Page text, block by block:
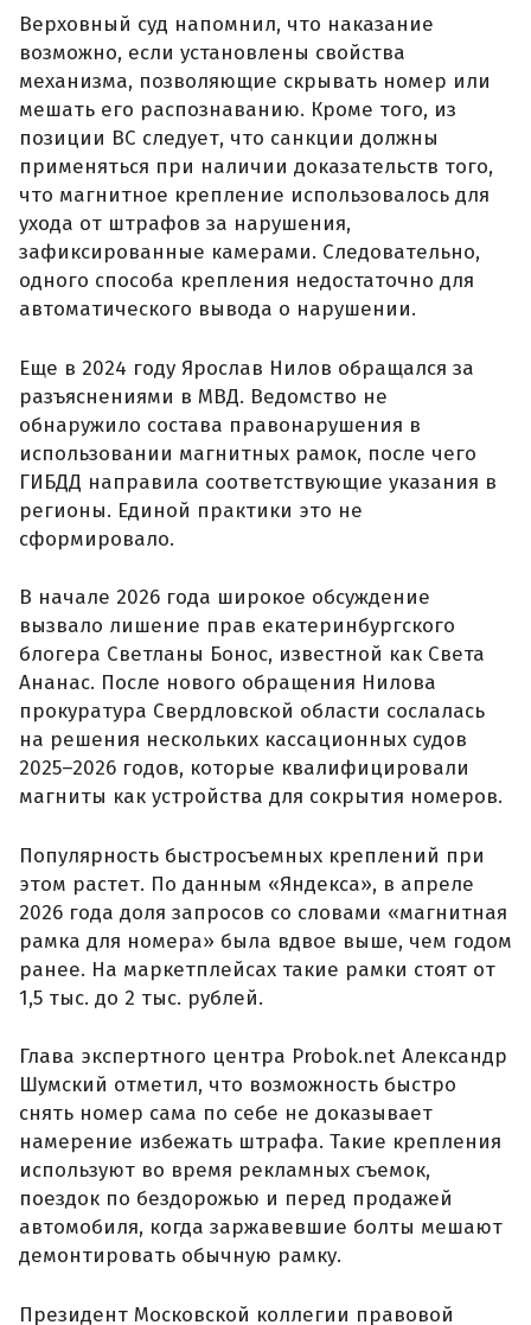
Верховный суд напомнил, что наказание
возможно, если установлены свойства
механизма, позволяющие скрывать номер или
мешать его распознаванию. Кроме того, из
позиции ВС следует, что санкции должны
применяться при наличии доказательств того,
что магнитное крепление использовалось для
ухода от штрафов за нарушения,
зафиксированные камерами. Следовательно,
одного способа крепления недостаточно для
автоматического вывода о нарушении.
Еще в 2024 году Ярослав Нилов обращался за
разъяснениями в МВД. Ведомство не
обнаружило состава правонарушения в
использовании магнитных рамок, после чего
ГИБДД направила соответствующие указания в
регионы. Единой практики это не
сформировало.
В начале 2026 года широкое обсуждение
вызвало лишение прав екатеринбургского
блогера Светланы Бонос, известной как Света
Ананас. После нового обращения Нилова
прокуратура Свердловской области сослалась
на решения нескольких кассационных судов
2025–2026 годов, которые квалифицировали
магниты как устройства для сокрытия номеров.
Популярность быстросъемных креплений при
этом растет. По данным «Яндекса», в апреле
2026 года доля запросов со словами «магнитная
рамка для номера» была вдвое выше, чем годом
ранее. На маркетплейсах такие рамки стоят от
1,5 тыс. до 2 тыс. рублей.
Глава экспертного центра Probok.net Александр
Шумский отметил, что возможность быстро
снять номер сама по себе не доказывает
намерение избежать штрафа. Такие крепления
используют во время рекламных съемок,
поездок по бездорожью и перед продажей
автомобиля, когда заржавевшие болты мешают
демонтировать обычную рамку.
Президент Московской коллегии правовой